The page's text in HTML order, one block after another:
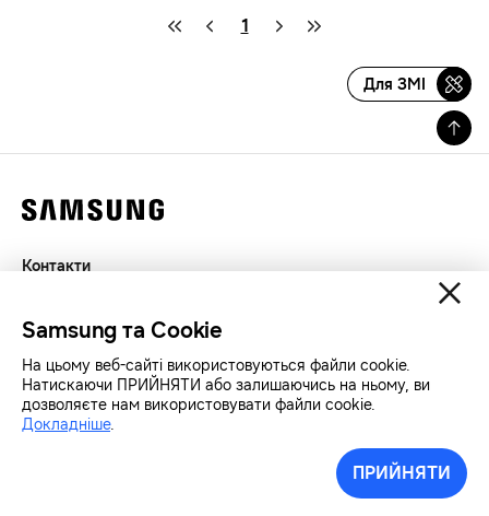
1
Для ЗМІ
Контакти
Конфіденційність
SAMSUNG.COM
Авторські права© SAMSUNG Всі права захищенно.
Samsung та Cookie
На цьому веб-сайті використовуються файли cookie.
Натискаючи ПРИЙНЯТИ або залишаючись на ньому, ви
дозволяєте нам використовувати файли cookie.
Докладніше.
ПРИЙНЯТИ